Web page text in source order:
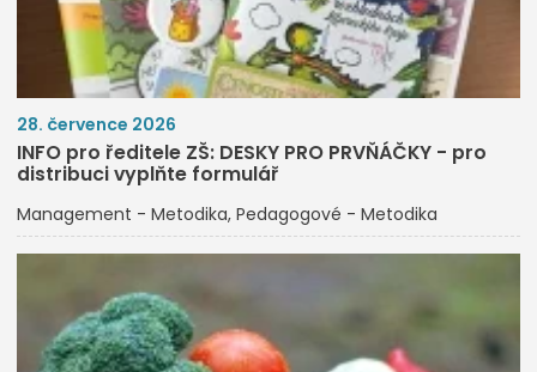
28. července 2026
INFO pro ředitele ZŠ: DESKY PRO PRVŇÁČKY - pro
distribuci vyplňte formulář
Management - Metodika Pedagogové - Metodika